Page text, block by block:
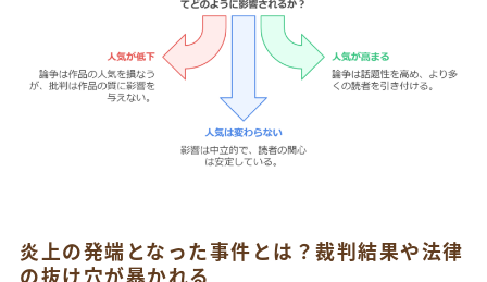
炎上の発端となった事件とは？裁判結果や法律